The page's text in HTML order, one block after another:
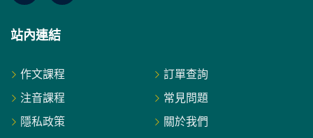
站內連結
作文課程
訂單查詢
注音課程
常見問題
隱私政策
關於我們